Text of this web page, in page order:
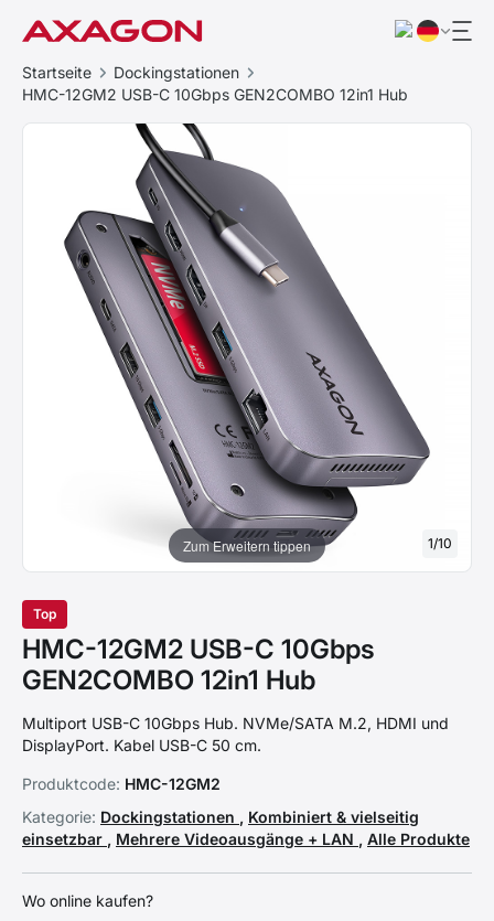
Startseite
Dockingstationen
HMC-12GM2 USB-C 10Gbps GEN2COMBO 12in1 Hub
Zum Erweitern tippen 1/10
Top
HMC-12GM2 USB-C 10Gbps
GEN2COMBO 12in1 Hub
Multiport USB-C 10Gbps Hub. NVMe/SATA M.2, HDMI und
DisplayPort. Kabel USB-C 50 cm.
Produktcode: HMC-12GM2
Kategorie: Dockingstationen , Kombiniert & vielseitig
einsetzbar , Mehrere Videoausgänge + LAN , Alle Produkte
Wo online kaufen?